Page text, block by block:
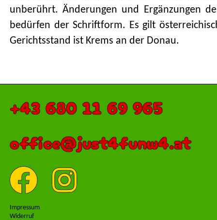
unberührt. Änderungen und Ergänzungen
bedürfen der Schriftform. Es gilt
Gerichtsstand ist Krems an der Donau.
+43 680 11 69 965
office@just4funw4.at
Impressum
Widerruf